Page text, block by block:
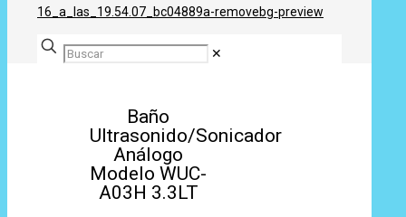
✕
Baño
Ultrasonido/Sonicador
Análogo
Modelo WUC-
A03H 3.3LT